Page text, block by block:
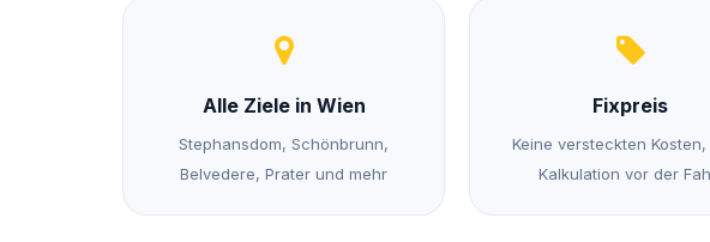
Alle Ziele in Wien
Stephansdom, Schönbrunn,
Belvedere, Prater und mehr
Fixpreis
Keine versteckten
Kalkulation vor der